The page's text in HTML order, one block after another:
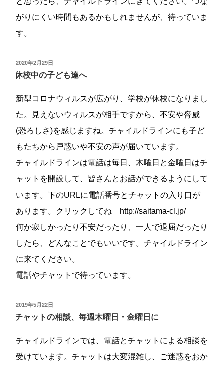
がりにくい時間もあるかもしれませんが、待っていま
す。
投
稿
2020年2月29日
休校中の子ども達へ
新型コロナウィルスが広がり、学校が休校になりまし
た。見えないウィルスが相手ですから、不安や脅威
(恐ろしさ)を感じますね。チャイルドラインにも子ど
もたちから戸惑いや不安の声が届いています。
チャイルドラインは電話は毎日、木曜日と金曜日はチ
ャットを開設して、皆さんとお話ができるようにして
います。下のURLに電話番号とチャットの入り口が
あります。クリックしてね
http://saitama-cl.jp/
何か寂しかったり不安だったり、一人で退屈だったり
したら、どんなことでもいいです。チャイルドライン
に来てください。
電話やチャットで待っています。
投
稿
2019年5月22日
チャットの相談、毎週木曜日・金曜日に
チャイルドラインでは、電話とチャットによる相談を
受けています。チャットは大変混雑し、ご迷惑をおか